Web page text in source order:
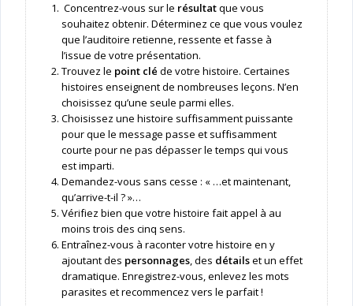
Concentrez-vous sur le résultatque vous
souhaitez obtenir. Déterminez ce que vous voulez
que l’auditoire retienne, ressente et fasse à
l’issue de votre présentation.
Trouvez le point clé de votre histoire. Certaines
histoires enseignent de nombreuses leçons. N’en
choisissez qu’une seule parmi elles.
Choisissez une histoire suffisamment puissante
pour que le message passe et suffisamment
courte pour ne pas dépasser le temps qui vous
est imparti.
Demandez-vous sans cesse : « …et maintenant,
qu’arrive-t-il ? »…
Vérifiez bien que votre histoire fait appel à au
moins trois des cinq sens.
Entraînez-vous à raconter votre histoire en y
ajoutant des personnages, des détailset un effet
dramatique. Enregistrez-vous, enlevez les mots
parasites et recommencez vers le parfait !